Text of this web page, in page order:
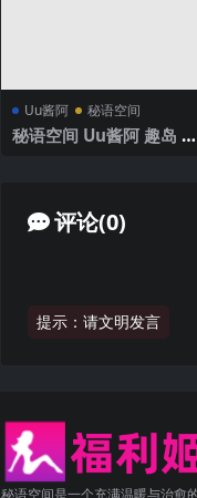
Uu酱阿 秘语空间
秘语空间 Uu酱阿 趣岛 N
评论(0)
提示：请文明发言
秘语空间是一个充满温暖与治愈